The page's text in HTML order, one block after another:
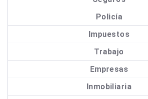
Policía
Impuestos
Trabajo
Empresas
Inmobiliaria